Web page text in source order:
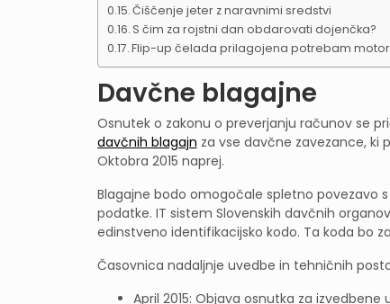
Čiščenje jeter z naravnimi sredstvi
S čim za rojstni dan obdarovati dojenčka?
Flip-up čelada prilagojena potrebam
Davčne blagajne
Osnutek o zakonu o preverjanju računov se
davčnih blagajn za vse davčne zavezance, ki
Oktobra 2015 naprej.
Blagajne bodo omogočale spletno povezavo
podatke. IT sistem Slovenskih davčnih
edinstveno identifikacijsko kodo. Ta koda bo
Časovnica nadaljnje uvedbe in tehničnih
April 2015: Objava osnutka za